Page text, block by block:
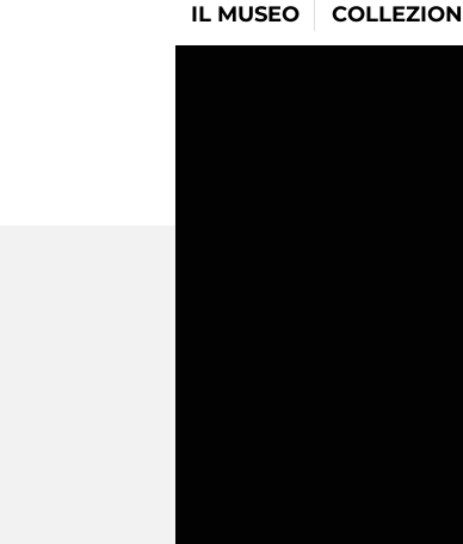
IL MUSEO